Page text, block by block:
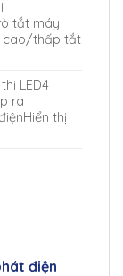
tắt máy
cao/thấp tắt
LED4
ra
thị
điện